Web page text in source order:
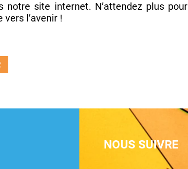
notre site internet. N’attendez plus pour
l’avenir !
NOUS SUIVRE